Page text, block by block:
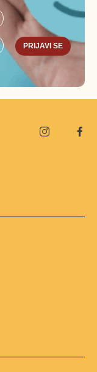
PRIJAVI SE